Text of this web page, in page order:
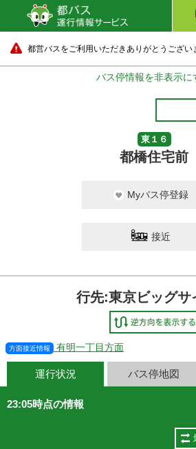
都営バスをご利用いただきありがとうござい
バス停情報を非表示に
東１６
都橋住宅前
Myバス停登録
接近
行先:東京ビッグサ
方面接近情報 有明一丁目方面
運行状況 バス停地図
23:05時点の情報